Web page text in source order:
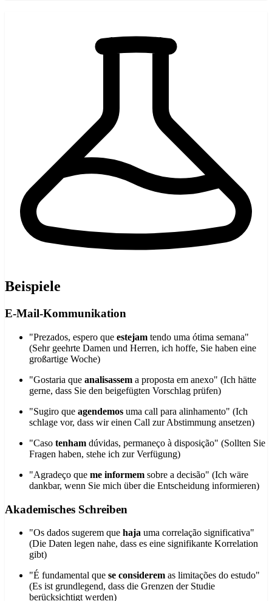
Beispiele
E-Mail-Kommunikation
"Prezados, espero que estejam tendo uma ótima semana"
(Sehr geehrte Damen und Herren, ich hoffe, Sie haben eine
großartige Woche)
"Gostaria que analisassem a proposta em anexo" (Ich hätte
gerne, dass Sie den beigefügten Vorschlag prüfen)
"Sugiro que agendemos uma call para alinhamento" (Ich
schlage vor, dass wir einen Call zur Abstimmung ansetzen)
"Caso tenham dúvidas, permaneço à disposição" (Sollten Sie
Fragen haben, stehe ich zur Verfügung)
"Agradeço que me informem sobre a decisão" (Ich wäre
dankbar, wenn Sie mich über die Entscheidung informieren)
Akademisches Schreiben
"Os dados sugerem que haja uma correlação significativa"
(Die Daten legen nahe, dass es eine signifikante Korrelation
gibt)
"É fundamental que se considerem as limitações do estudo"
(Es ist grundlegend, dass die Grenzen der Studie
berücksichtigt werden)